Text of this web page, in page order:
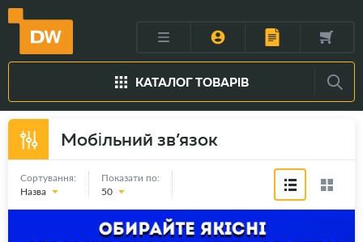
КАТАЛОГ ТОВАРІВ
Мобільний зв’язок
Сортування:
Назва
Показати по:
50